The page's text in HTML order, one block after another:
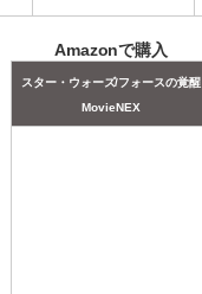
Amazonで購入
スター・ウォーズ/フォースの覚醒
MovieNEX